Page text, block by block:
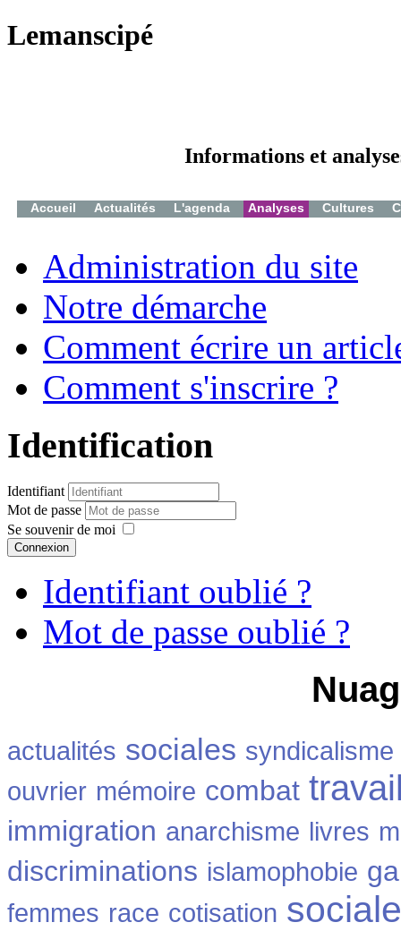
Lemanscipé
Informations et
Accueil Actualités L'agenda Analyses Cultures
Administration du site
Notre démarche
Comment écrire un
Comment s'inscrire ?
Identification
Identifiant
Mot de passe
Se souvenir de moi
Connexion
Identifiant oublié ?
Mot de passe oublié ?
actualités sociales syndicalisme
ouvrier mémoire combat
immigration anarchisme livres
discriminations islamophobie
femmes race cotisation sociale